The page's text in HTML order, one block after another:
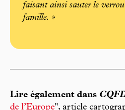
faisant ainsi sauter le
famille. »
Lire également dans
de l’Europe", article